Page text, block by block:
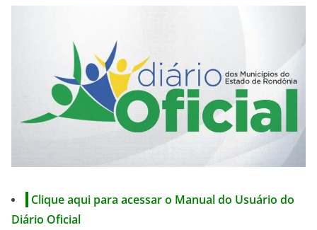
Clique aqui para acessar o Manual do Usuário do
Diário Oficial